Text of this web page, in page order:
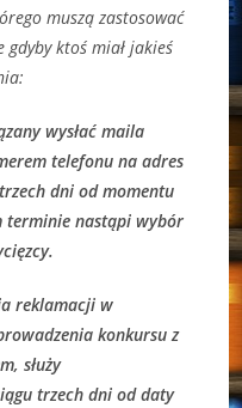
muszą zastosować
gdyby ktoś miał jakieś
wysłać maila
telefonu na adres
dni od momentu
terminie nastąpi wybór
reklamacji w
konkursu z
służy
trzech dni od daty